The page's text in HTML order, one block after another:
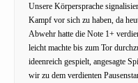
Unsere Körpersprache
Kampf vor sich zu haben, da
Abwehr hatte die Note 1+
leicht machte bis zum Tor
ideenreich gespielt, angesagte
wir zu dem verdienten